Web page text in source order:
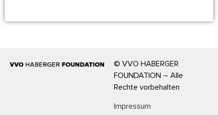
© VVO HABERGER
FOUNDATION – Alle
Rechte vorbehalten
Impressum